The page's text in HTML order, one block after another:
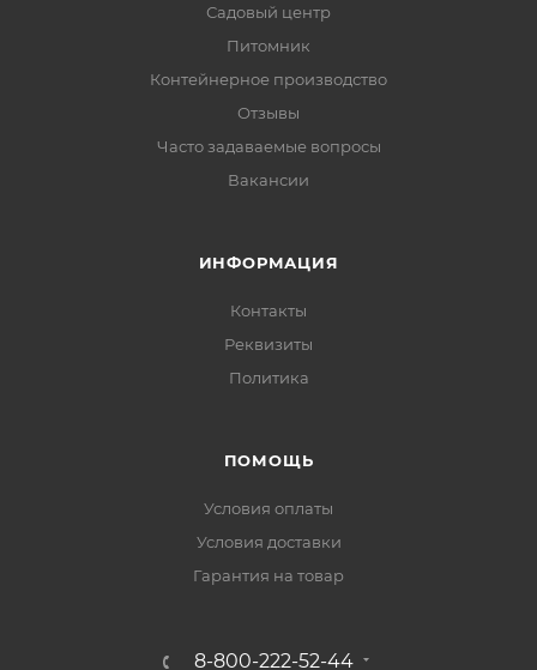
Садовый центр
Питомник
Контейнерное производство
Отзывы
Часто задаваемые вопросы
Вакансии
ИНФОРМАЦИЯ
Контакты
Реквизиты
Политика
ПОМОЩЬ
Условия оплаты
Условия доставки
Гарантия на товар
8-800-222-52-44